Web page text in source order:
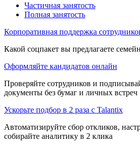
Частичная занятость
Полная занятость
Корпоративная поддержка
Какой соцпакет вы предлагаете
Оформляйте кандидатов онлайн
Проверяйте сотрудников и
документы без бумаг и личных встреч
Ускорьте подбор в 2 раза с Talantix
Автоматизируйте сбор откликов,
собирайте аналитику в 2 клика